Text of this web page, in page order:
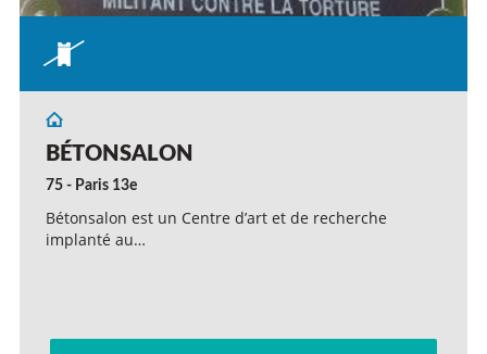
BÉTONSALON
75 - Paris 13e
Bétonsalon est un Centre d’art et de recherche
implanté au…